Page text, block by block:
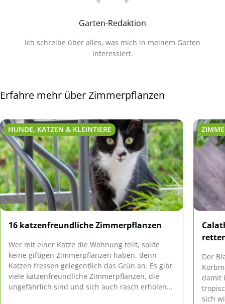
Garten-Redaktion
Ich schreibe über alles, was mich in meinem Garten
interessiert.
Erfahre mehr über Zimmerpflanzen
HUNDE, KATZEN & KLEINTIERE
16 katzenfreundliche Zimmerpflanzen
Wer mit einer Katze die Wohnung teilt, sollte
keine giftigen Zimmerpflanzen haben, denn
Katzen fressen gelegentlich das Grün an. Es gibt
viele katzenfreundliche Zimmerpflanzen, die
ungefährlich sind und sich auch rasch erholen
Der
damit
sich